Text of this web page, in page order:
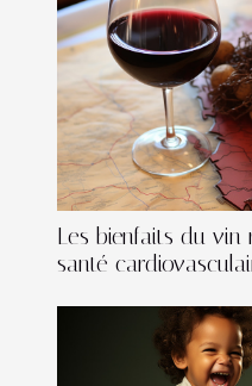
Les bienfaits du
santé